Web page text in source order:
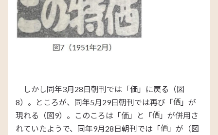
しかし同年3月28日朝刊では「価」に戻る（図
8）。ところが、同年5月29日朝刊では再び「
」が
現れる（図9）。このころは「価」と「
」が併用さ
れていたようで、同年9月28日朝刊では「
」が（図